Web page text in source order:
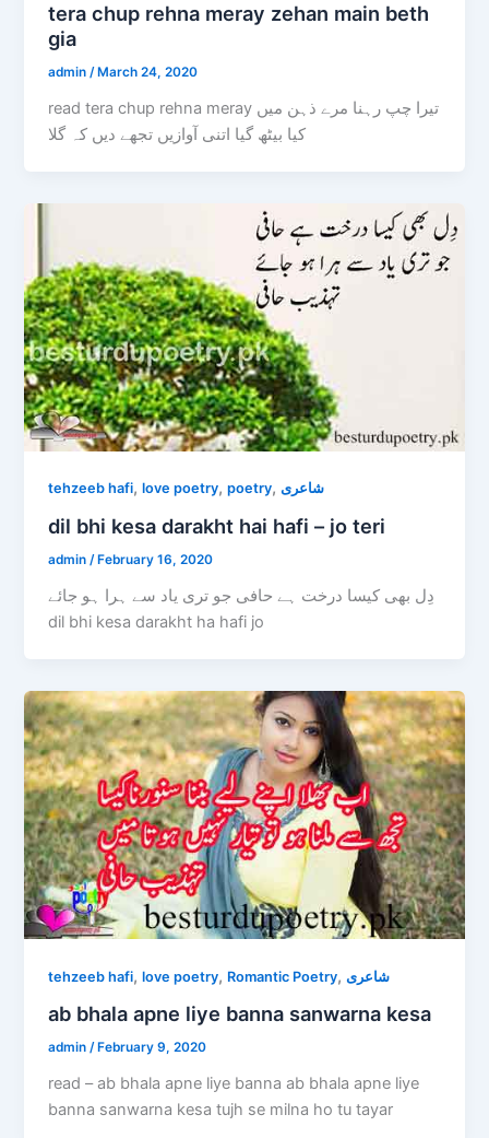
tera chup rehna meray zehan main beth
gia
admin/ March 24, 2020
read tera chup rehna meray تیرا چپ رہنا مرے ذہن میں
کیا بیٹھ گیا اتنی آوازیں تجھے دیں کہ گلا
tehzeeb hafi,love poetry,poetry,شاعری
dil bhi kesa darakht hai hafi – jo teri
admin/ February 16, 2020
دِل بھی کیسا درخت ہے حافی جو تری یاد سے ہرا ہو جائے
dil bhi kesa darakht ha hafi jo
tehzeeb hafi,love poetry, Romantic Poetry,شاعری
ab bhala apne liye banna sanwarna kesa
admin/ February 9, 2020
read – ab bhala apne liye banna ab bhala apne liye
banna sanwarna kesa tujh se milna ho tu tayar